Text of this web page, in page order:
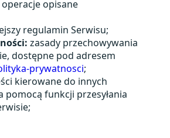
opisane
regulamin Serwisu;
zasady przechowywania
dostępne pod adresem
prywatnosci;
kierowane do innych
pomocą funkcji przesyłania